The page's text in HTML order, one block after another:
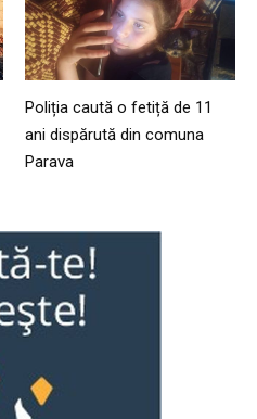
Poliția caută o fetiță de 11
ani dispărută din comuna
Parava